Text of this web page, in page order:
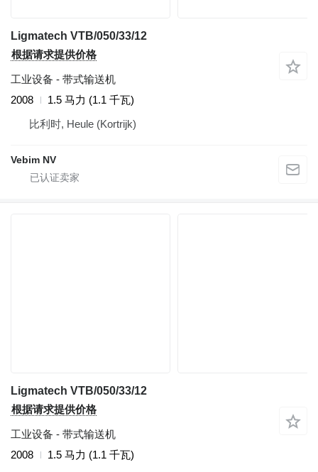
Ligmatech VTB/050/33/12
根据请求提供价格
工业设备 - 带式输送机
2008
1.5 马力 (1.1 千瓦)
比利时, Heule (Kortrijk)
Vebim NV
Ligmatech VTB/050/33/12
根据请求提供价格
工业设备 - 带式输送机
2008
1.5 马力 (1.1 千瓦)